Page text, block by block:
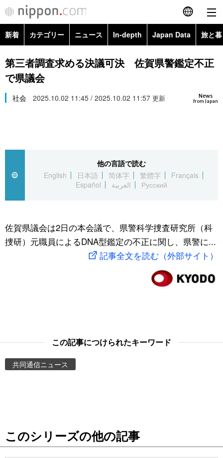
English
简体字
Русский
カテゴリー
経済・ビジネス
国際
文化
トップ
アーカイブ
In-depth
Japan Data
動画/Live
お知らせ
新着 カテゴリー ニュース In-depth Japan Data 旅と
政治・外交
経済・ビジネス
スポーツ・東京2020
Topics
第三者調査求める決議可決 佐賀県警鑑定不正
で県議会
News
from Japan
社会 2025.10.02 11:45 / 2025.10.02 11:57 更新
他の言語で読む
English
日本語 简体字 繁體字
Français
Español
العربية Русский
佐賀県議会は2日の本会議で、県警科学捜査研究所（科
捜研）元職員によるDNA型鑑定の不正に関し、県警に...
記事全文を読む（外部サイト）
この記事につけられたキーワード
共同通信ニュース
このシリーズの他の記事